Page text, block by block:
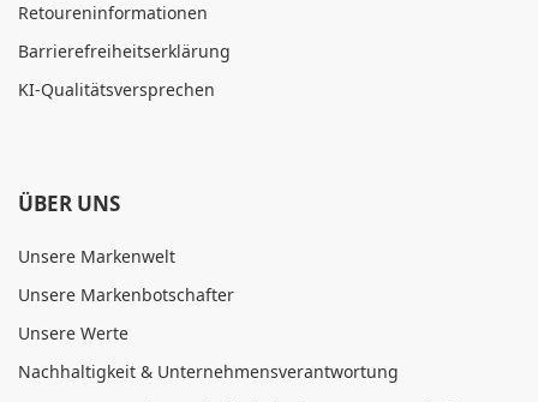
Retoureninformationen
Barrierefreiheitserklärung
KI-Qualitätsversprechen
ÜBER UNS
Unsere Markenwelt
Unsere Markenbotschafter
Unsere Werte
Nachhaltigkeit & Unternehmensverantwortung